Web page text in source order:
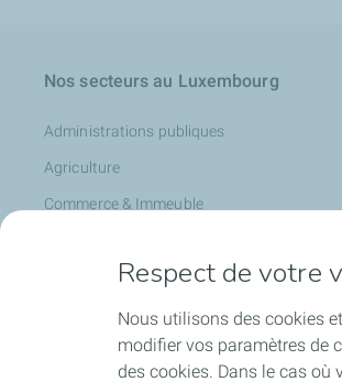
Nos secteurs au Luxembourg
Administrations publiques
Agriculture
Commerce & Immeuble
Transports
Travaux publics
Respect de votre
Nous utilisons des cookies
modifier vos paramètres de
des cookies. Dans le cas où